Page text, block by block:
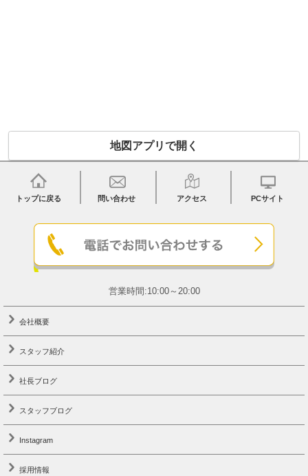
地図アプリで開く
トップに戻る 問い合わせ アクセス PCサイト
営業時間:10:00～20:00
会社概要
スタッフ紹介
社長ブログ
スタッフブログ
Instagram
採用情報